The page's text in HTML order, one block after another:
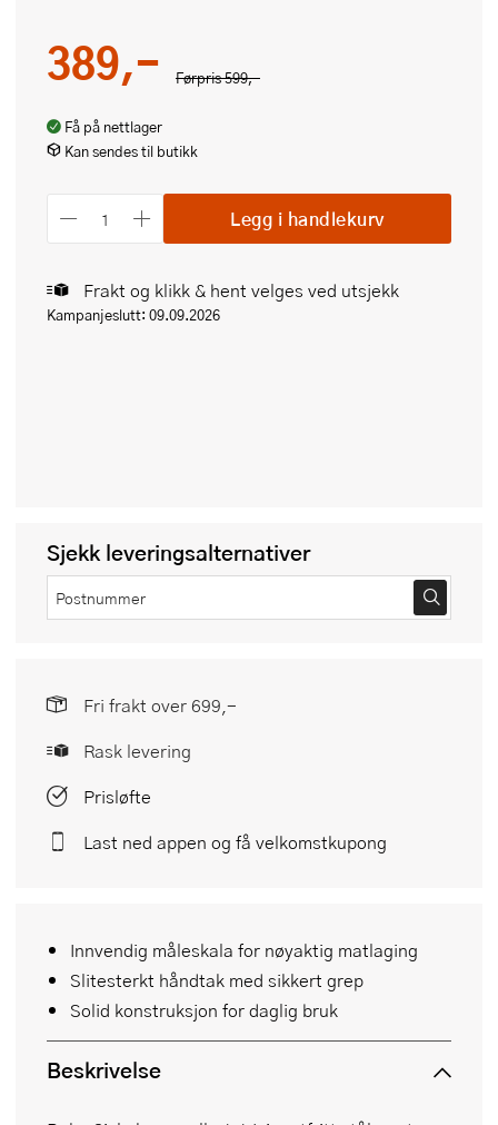
Førpris599,-
389,-
Få på nettlager
Kan sendes til butikk
Legg i handlekurv
Frakt og klikk & hent velges ved utsjekk
Kampanjeslutt: 09.09.2026
Innvendig måleskala for nøyaktig matlaging
Slitesterkt håndtak med sikkert grep
Solid konstruksjon for daglig bruk
Beskrivelse
Sjekk leveringsalternativer
Fri frakt over 699,-
Rask levering
Prisløfte
Last ned appen og få velkomstkupong